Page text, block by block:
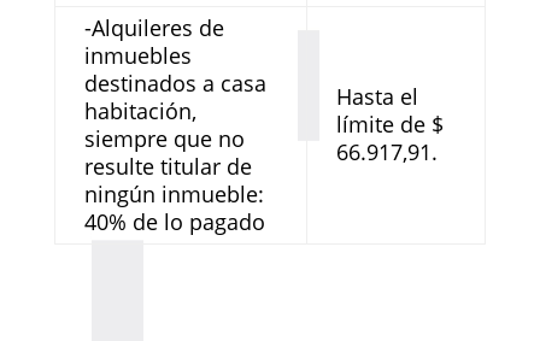
-Alquileres de
inmuebles
destinados a casa
habitación,
siempre que no
resulte titular de
ningún inmueble:
40% de lo pagado
Hasta el
límite de $
66.917,91.